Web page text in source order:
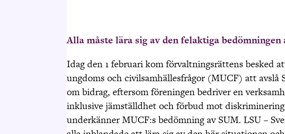
Alla måste lära sig av den felaktiga bedömningen
Idag den 1 februari kom förvaltningsrättens besked
ungdoms och civilsamhällesfrågor (MUCF) att avslå
om bidrag, eftersom föreningen bedriver en
inklusive jämställdhet och förbud mot
underkännerMUCF:sbedömning av SUM. LSU –